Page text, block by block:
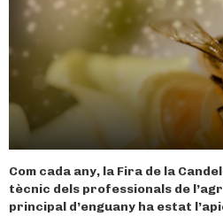
Com cada any, la Fira de la
tècnic dels professionals de
principal d’enguany ha estat